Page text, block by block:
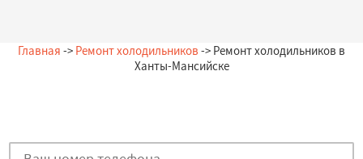
Главная -> Ремонт холодильников -> Ремонт холодильников в
Ханты-Мансийске